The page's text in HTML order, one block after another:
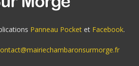
Panneau Pocket et Facebook.